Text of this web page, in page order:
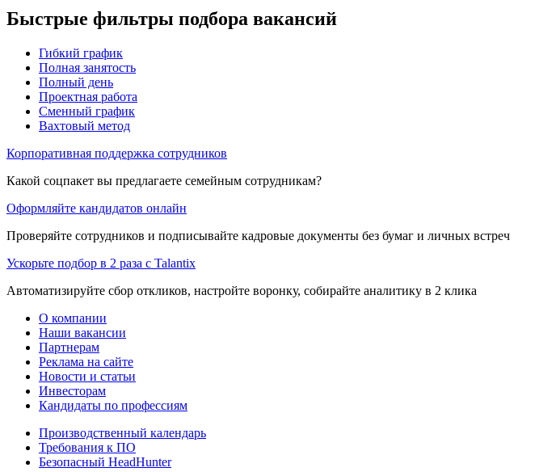
Быстрые фильтры подбора вакансий
Гибкий график
Полная занятость
Полный день
Проектная работа
Сменный график
Вахтовый метод
Корпоративная поддержка сотрудников
Какой соцпакет вы предлагаете семейным сотрудникам?
Оформляйте кандидатов онлайн
Проверяйте сотрудников и подписывайте кадровые документы без бумаг и личных встреч
Ускорьте подбор в 2 раза с Talantix
Автоматизируйте сбор откликов, настройте воронку, собирайте аналитику в 2 клика
О компании
Наши вакансии
Партнерам
Реклама на сайте
Новости и статьи
Инвесторам
Кандидаты по профессиям
Производственный календарь
Требования к ПО
Безопасный HeadHunter